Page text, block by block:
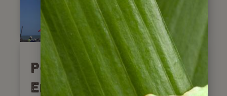
Panama-Urlaub – Ein
Erfahrungsbericht